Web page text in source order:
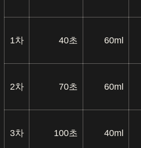
1차 40초 60ml
2차 70초 60ml
3차 100초 40ml